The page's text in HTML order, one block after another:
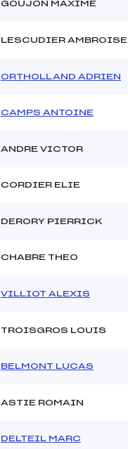
GOUJON MAXIME
LESCUDIER AMBROISE
ORTHOLLAND ADRIEN
CAMPS ANTOINE
ANDRE VICTOR
CORDIER ELIE
DERORY PIERRICK
CHABRE THEO
VILLIOT ALEXIS
TROISGROS LOUIS
BELMONT LUCAS
ASTIE ROMAIN
DELTEIL MARC